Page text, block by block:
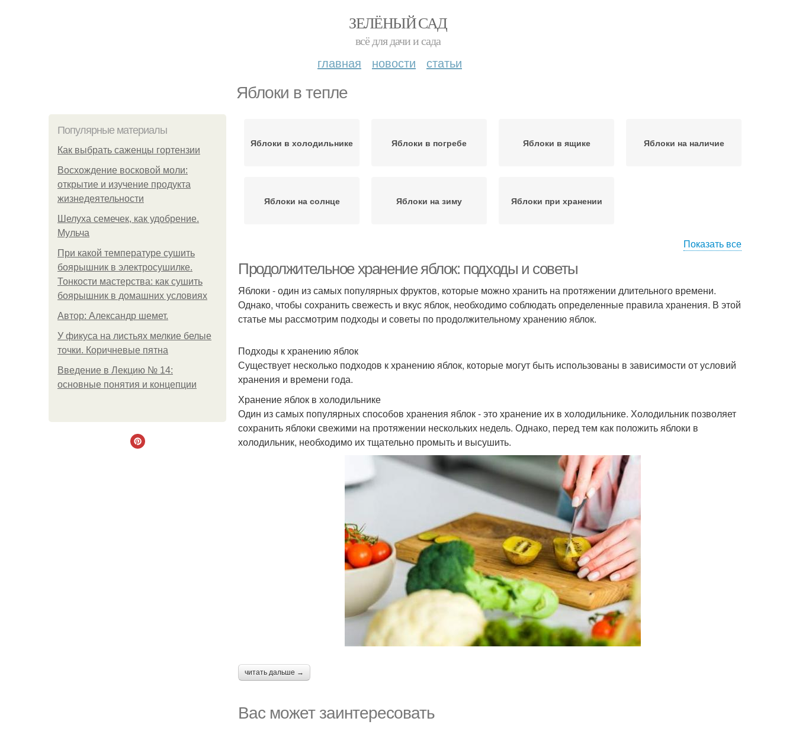
ЗЕЛЁНЫЙ САД
всё для дачи и сада
главная новости статьи
Яблоки в тепле
Популярные материалы
Как выбрать саженцы гортензии
Восхождение восковой моли:
открытие и изучение продукта
жизнедеятельности
Шелуха семечек, как удобрение.
Мульча
При какой температуре сушить
боярышник в электросушилке.
Тонкости мастерства: как сушить
боярышник в домашних условиях
Автор: Александр шемет.
У фикуса на листьях мелкие белые
точки. Коричневые пятна
Введение в Лекцию № 14:
основные понятия и концепции
Яблоки в холодильнике Яблоки в погребе Яблоки в ящике Яблоки на наличие
Яблоки на солнце Яблоки на зиму Яблоки при хранении
Показать все
Продолжительное хранение яблок: подходы и советы
Яблоки - один из самых популярных фруктов, которые можно хранить на протяжении длительного времени.
Однако, чтобы сохранить свежесть и вкус яблок, необходимо соблюдать определенные правила хранения. В этой
статье мы рассмотрим подходы и советы по продолжительному хранению яблок.
Подходы к хранению яблок
Существует несколько подходов к хранению яблок, которые могут быть использованы в зависимости от условий
хранения и времени года.
Хранение яблок в холодильнике
Один из самых популярных способов хранения яблок - это хранение их в холодильнике. Холодильник позволяет
сохранить яблоки свежими на протяжении нескольких недель. Однако, перед тем как положить яблоки в
холодильник, необходимо их тщательно промыть и высушить.
читать дальше →
Вас может заинтересовать